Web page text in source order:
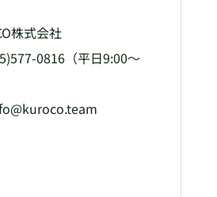
株式会社
0816（平日9:00～